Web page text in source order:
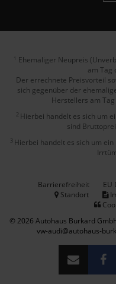
1 Ehemaliger Neupreis
am Tag
Der errechnete Preisvorteil
sich gegenüber der
Herstellers am
2 Hierbei handelt es sich um
sind
3 Hierbei handelt es sich um
Barrierefreiheit EU
Standort
© 2026 Autohaus Burkard
vw-audi@autohaus-